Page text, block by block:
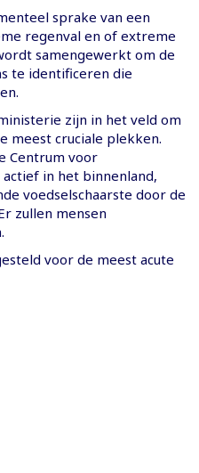
sprake van een
regenval en of extreme
samengewerkt om de
te identificeren die
zijn in het veld om
meest cruciale plekken.
Centrum voor
actief in het binnenland,
voedselschaarste door de
zullen mensen
voor de meest acute